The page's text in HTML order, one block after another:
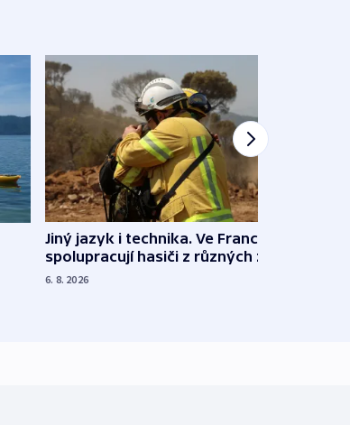
Jiný jazyk i technika. Ve Francii
spolupracují hasiči z různých zemí
6. 8. 2026